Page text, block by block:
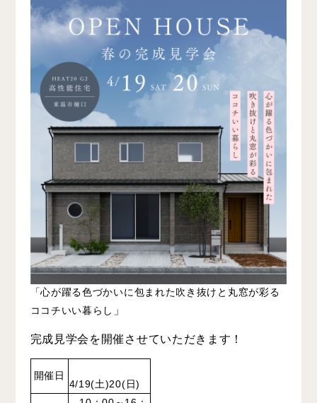
「心が躍る色づかいに包まれた吹き抜けと丸窓が彩る
ココチいい暮らし 」
完成見学会を開催させていただきます！
開催日
4/19(土)20(日)